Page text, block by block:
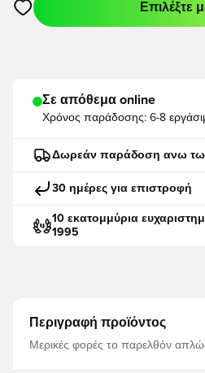
Ανοίγει ένα Modal για να
Επιλέξτε
Σε απόθεμα online
Χρόνος παράδοσης: 6-8
Δωρεάν παράδοση ανω
30 ημέρες για επιστροφή
10 εκατομμύρια
1995
Περιγραφή προϊόντος
Μερικές φορές το παρελθόν